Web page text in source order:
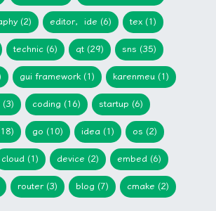
(2) editor，ide (6) tex (1)
technic (6) qt (29) sns (35)
gui framework (1) karenmeu (1)
(3) coding (16) startup (6)
go (10) idea (1) os (2)
cloud (1) device (2) embed (6)
router (3) blog (7) cmake (2)